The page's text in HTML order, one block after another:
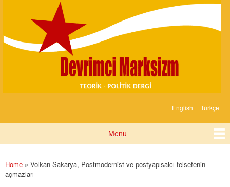
content
Marksizm
English Türkçe
Menu
You are here
Home » Volkan Sakarya, Postmodernist ve postyapısalcı felsefenin
açmazları